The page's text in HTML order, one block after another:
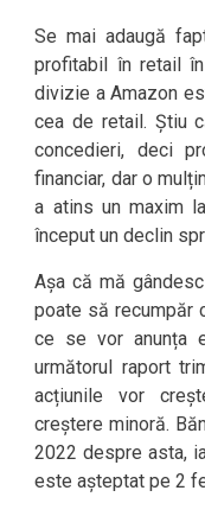
Se mai adaugă
profitabil în retail
divizie a Amazon
cea de retail. Știu
concedieri, deci
financiar, dar o
a atins un maxim
început un declin
Așa că mă
poate să recumpăr
ce se vor anunța
următorul raport
acțiunile vor
creștere minoră.
2022 despre asta,
este așteptat pe 2